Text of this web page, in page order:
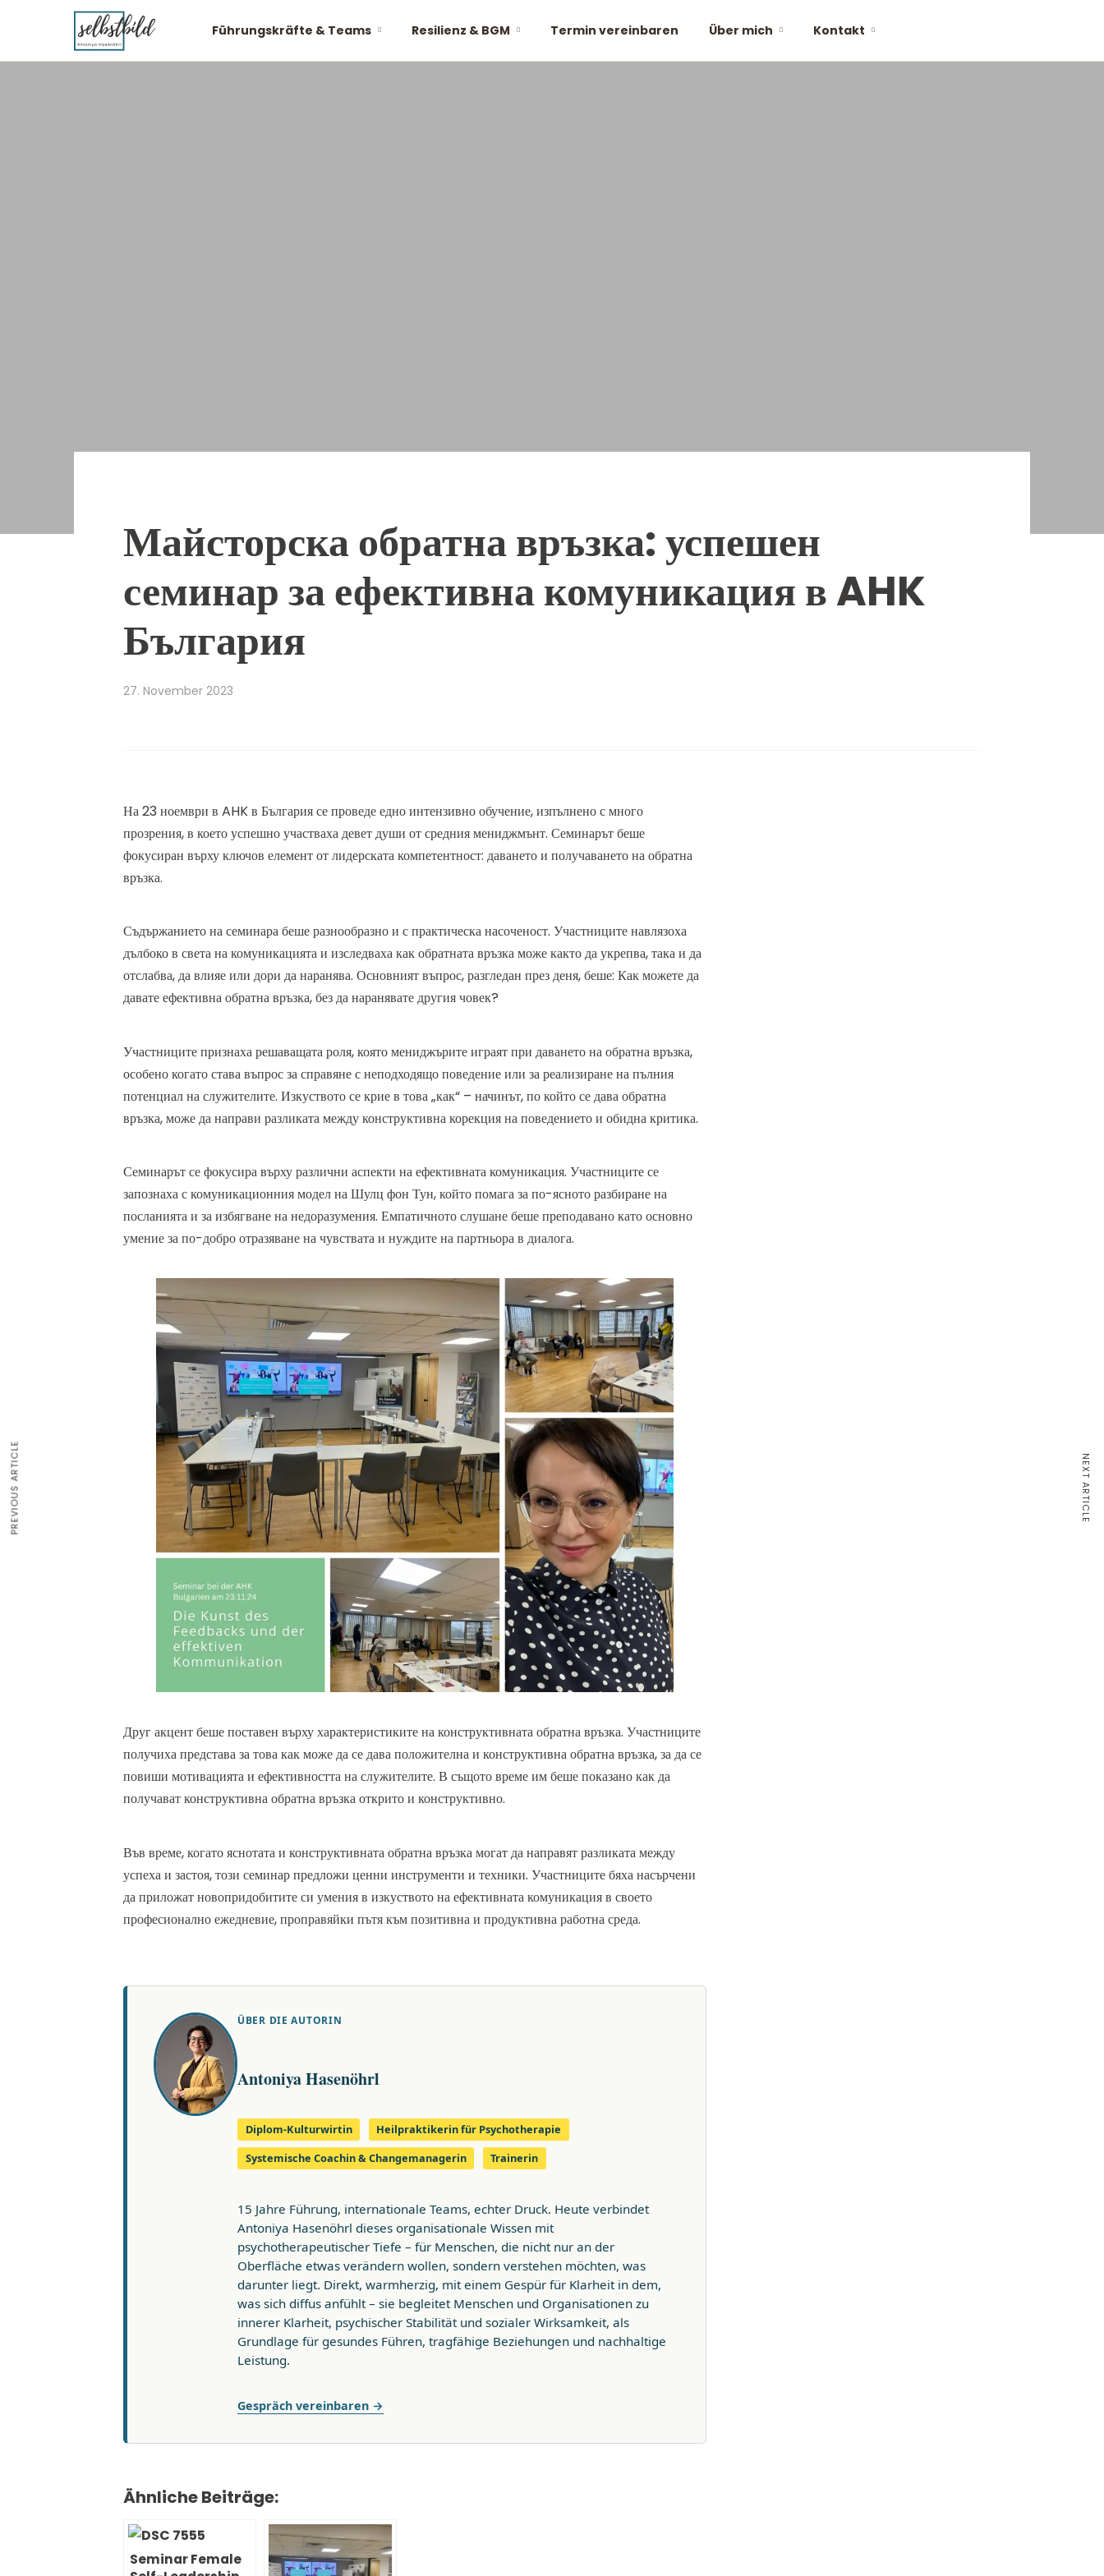
Führungskräfte & Teams Resilienz & BGM Termin vereinbaren Über mich Kontakt
Майсторска обратна връзка: успешен
семинар за ефективна комуникация в AHK
България
27. November 2023
На 23 ноември в AHK в България се проведе едно интензивно обучение, изпълнено с много
прозрения, в което успешно участваха девет души от средния мениджмънт. Семинарът беше
фокусиран върху ключов елемент от лидерската компетентност: даването и получаването на обратна
връзка.
Съдържанието на семинара беше разнообразно и с практическа насоченост. Участниците навлязоха
дълбоко в света на комуникацията и изследваха как обратната връзка може както да укрепва, така и да
отслабва, да влияе или дори да наранява. Основният въпрос, разгледан през деня, беше: Как можете да
давате ефективна обратна връзка, без да наранявате другия човек?
Участниците признаха решаващата роля, която мениджърите играят при даването на обратна връзка,
особено когато става въпрос за справяне с неподходящо поведение или за реализиране на пълния
потенциал на служителите. Изкуството се крие в това „как“ – начинът, по който се дава обратна
връзка, може да направи разликата между конструктивна корекция на поведението и обидна критика.
Семинарът се фокусира върху различни аспекти на ефективната комуникация. Участниците се
запознаха с комуникационния модел на Шулц фон Тун, който помага за по-ясното разбиране на
посланията и за избягване на недоразумения. Емпатичното слушане беше преподавано като основно
умение за по-добро отразяване на чувствата и нуждите на партньора в диалога.
Друг акцент беше поставен върху характеристиките на конструктивната обратна връзка. Участниците
получиха представа за това как може да се дава положителна и конструктивна обратна връзка, за да се
повиши мотивацията и ефективността на служителите. В същото време им беше показано как да
получават конструктивна обратна връзка открито и конструктивно.
Във време, когато яснотата и конструктивната обратна връзка могат да направят разликата между
успеха и застоя, този семинар предложи ценни инструменти и техники. Участниците бяха насърчени
да приложат новопридобитите си умения в изкуството на ефективната комуникация в своето
професионално ежедневие, проправяйки пътя към позитивна и продуктивна работна среда.
ÜBER DIE AUTORIN
Antoniya Hasenöhrl
Diplom-Kulturwirtin
Heilpraktikerin für Psychotherapie
Systemische Coachin & Changemanagerin
Trainerin
15 Jahre Führung, internationale Teams, echter Druck. Heute verbindet
Antoniya Hasenöhrl dieses organisationale Wissen mit
psychotherapeutischer Tiefe – für Menschen, die nicht nur an der
Oberfläche etwas verändern wollen, sondern verstehen möchten, was
darunter liegt. Direkt, warmherzig, mit einem Gespür für Klarheit in dem,
was sich diffus anfühlt – sie begleitet Menschen und Organisationen zu
innerer Klarheit, psychischer Stabilität und sozialer Wirksamkeit, als
Grundlage für gesundes Führen, tragfähige Beziehungen und nachhaltige
Leistung.
Gespräch vereinbaren →
Ähnliche Beiträge:
Seminar Female
PREVIOUS ARTICLE NEXT ARTICLE